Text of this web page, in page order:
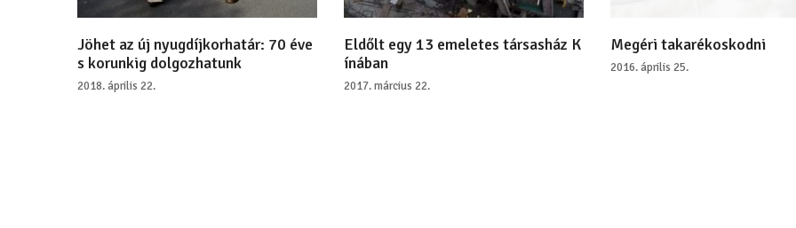
Jöhet az új nyugdíjkorhatár: 70 éve
s korunkig dolgozhatunk
2018. április 22.
Eldőlt egy 13 emeletes társasház K
ínában
2017. március 22.
Megéri takarékoskodni
2016. április 25.